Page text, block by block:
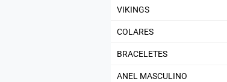
VIKINGS
COLARES
BRACELETES
ANEL MASCULINO